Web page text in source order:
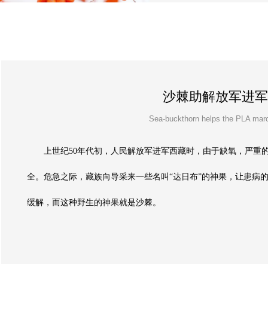
沙棘助解放军进
Sea-buckthorn helps the PLA
上世纪50年代初，人民解放军进军西藏时，由于缺氧，严重
全。危急之际，藏族向导采来一些名叫“达日布”的神果，让患病
缓解，而这种野生的神果就是沙棘。